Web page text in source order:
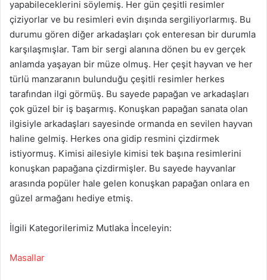
yapabileceklerini söylemiş. Her gün çeşitli resimler
çiziyorlar ve bu resimleri evin dışında sergiliyorlarmış. Bu
durumu gören diğer arkadaşları çok enteresan bir durumla
karşılaşmışlar. Tam bir sergi alanına dönen bu ev gerçek
anlamda yaşayan bir müze olmuş. Her çeşit hayvan ve her
türlü manzaranın bulunduğu çeşitli resimler herkes
tarafından ilgi görmüş. Bu sayede papağan ve arkadaşları
çok güzel bir iş başarmış. Konuşkan papağan sanata olan
ilgisiyle arkadaşları sayesinde ormanda en sevilen hayvan
haline gelmiş. Herkes ona gidip resmini çizdirmek
istiyormuş. Kimisi ailesiyle kimisi tek başına resimlerini
konuşkan papağana çizdirmişler. Bu sayede hayvanlar
arasında popüler hale gelen konuşkan papağan onlara en
güzel armağanı hediye etmiş.
İlgili Kategorilerimiz Mutlaka İnceleyin:
Masallar